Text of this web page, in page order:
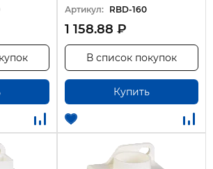
Артикул: RBD-160
1 158.88 ₽
Купить
В список покупок